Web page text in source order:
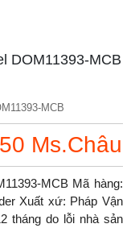
DOM11393-MCB
MCB
Ms.Châu
MCB Mã hàng:
Xuất xứ: Pháp Vận
tháng do lỗi nhà sản